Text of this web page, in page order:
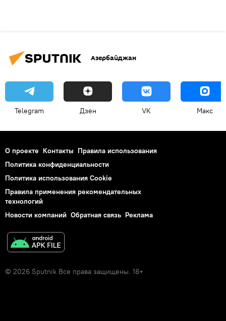
Азербайджан
Telegram Дзен VK Макс
О проекте Контакты Правила использования
Политика конфиденциальности
Политика использования Cookie
Правила применения рекомендательных
технологий
Новости компаний Обратная связь Реклама
© 2026 Sputnik Все права защищены. 18+